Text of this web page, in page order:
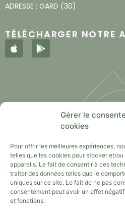
Gérer le
cookies
Pour offrir les meilleures expériences,
telles que les cookies pour stocker et/
appareils. Le fait de consentir à ces
traiter des données telles que le
uniques sur ce site. Le fait de ne pas
consentement peut avoir un effet
et fonctions.
ADRESSE : GARD (30)
TÉLÉCHARGER NOTRE
LIENS UTILES
QUI SUIS-JE ?